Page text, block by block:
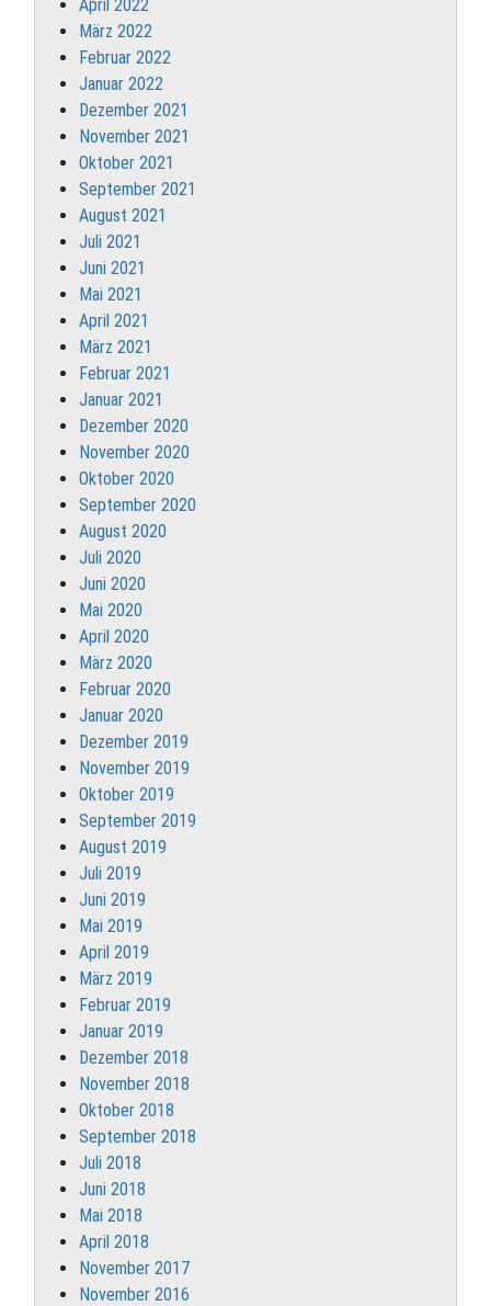
April 2022
März 2022
Februar 2022
Januar 2022
Dezember 2021
November 2021
Oktober 2021
September 2021
August 2021
Juli 2021
Juni 2021
Mai 2021
April 2021
März 2021
Februar 2021
Januar 2021
Dezember 2020
November 2020
Oktober 2020
September 2020
August 2020
Juli 2020
Juni 2020
Mai 2020
April 2020
März 2020
Februar 2020
Januar 2020
Dezember 2019
November 2019
Oktober 2019
September 2019
August 2019
Juli 2019
Juni 2019
Mai 2019
April 2019
März 2019
Februar 2019
Januar 2019
Dezember 2018
November 2018
Oktober 2018
September 2018
Juli 2018
Juni 2018
Mai 2018
April 2018
November 2017
November 2016